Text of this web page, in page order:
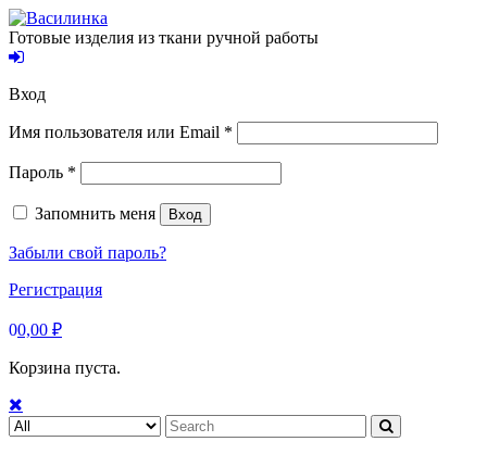
Skip
to
content
Готовые изделия из ткани ручной работы
Вход
Имя пользователя или Email *
Пароль *
Запомнить меня Вход
Забыли свой пароль?
Регистрация
00,00 ₽
Корзина пуста.
Search
for: